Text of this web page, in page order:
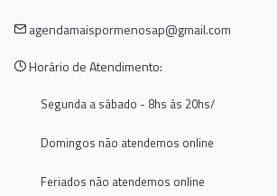
agendamaispormenosap@gmail.com
Horário de Atendimento:
Segunda a sábado - 8hs ás 20hs/
Domingos não atendemos online
Feriados não atendemos online